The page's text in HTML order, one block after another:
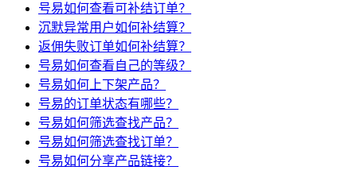
号易如何查看可补结订单？
沉默异常用户如何补结算？
返佣失败订单如何补结算？
号易如何查看自己的等级？
号易如何上下架产品？
号易的订单状态有哪些？
号易如何筛选查找产品？
号易如何筛选查找订单？
号易如何分享产品链接？